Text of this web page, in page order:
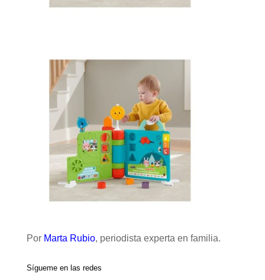
Por Marta Rubio, periodista experta en familia.
Sígueme en las redes